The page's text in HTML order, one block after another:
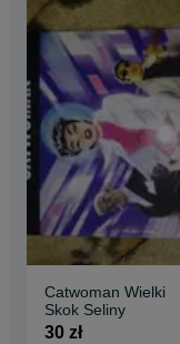
Catwoman Wielki
Skok Seliny
30 zł